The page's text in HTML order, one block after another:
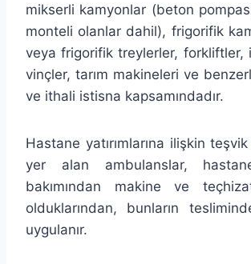
mikserli kamyonlar (beton
monteli olanlar dahil), frigorifik
veya frigorifik treylerler, forkliftler,
vinçler, tarım makineleri ve
ve ithali istisna kapsamındadır.
Hastane yatırımlarına ilişkin
yer alan ambulanslar, hastane
bakımından makine ve
olduklarından, bunların
uygulanır.